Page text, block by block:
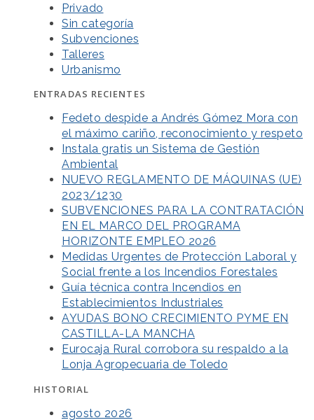
Privado
Sin categoría
Subvenciones
Talleres
Urbanismo
ENTRADAS RECIENTES
Fedeto despide a Andrés Gómez Mora con
el máximo cariño, reconocimiento y respeto
Instala gratis un Sistema de Gestión
Ambiental
NUEVO REGLAMENTO DE MÁQUINAS (UE)
2023/1230
SUBVENCIONES PARA LA CONTRATACIÓN
EN EL MARCO DEL PROGRAMA
HORIZONTE EMPLEO 2026
Medidas Urgentes de Protección Laboral y
Social frente a los Incendios Forestales
Guía técnica contra Incendios en
Establecimientos Industriales
AYUDAS BONO CRECIMIENTO PYME EN
CASTILLA-LA MANCHA
Eurocaja Rural corrobora su respaldo a la
Lonja Agropecuaria de Toledo
HISTORIAL
agosto 2026